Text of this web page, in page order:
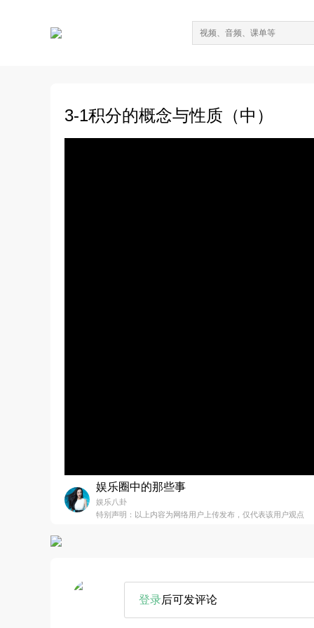
3-1积分的概念与性质（中）
娱乐圈中的那些事
娱乐八卦
特别声明：以上内容为网络用户上传发布，仅代表该用户观点
登录后可发评论